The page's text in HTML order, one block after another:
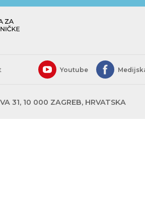
Youtube
31, 10 000 ZAGREB, HRVATSKA